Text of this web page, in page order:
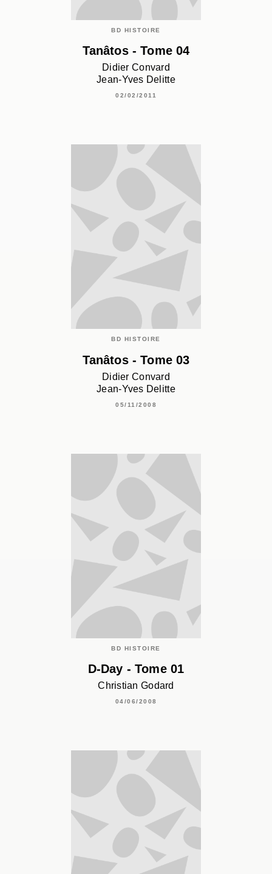
BD HISTOIRE
Tanâtos - Tome 04
Didier Convard
Jean-Yves Delitte
02/02/2011
BD HISTOIRE
Tanâtos - Tome 03
Didier Convard
Jean-Yves Delitte
05/11/2008
BD HISTOIRE
D-Day - Tome 01
Christian Godard
04/06/2008